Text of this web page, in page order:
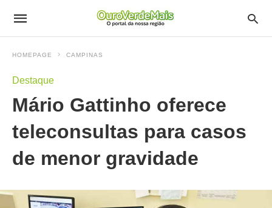
HOMEPAGE CAMPINAS
Destaque
Mário Gattinho oferece
teleconsultas para casos
de menor gravidade